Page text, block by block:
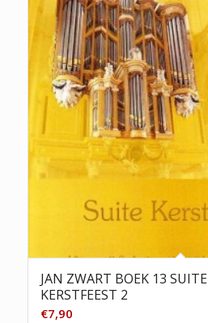
JAN ZWART BOEK 13 SUITE
KERSTFEEST 2
€7,90